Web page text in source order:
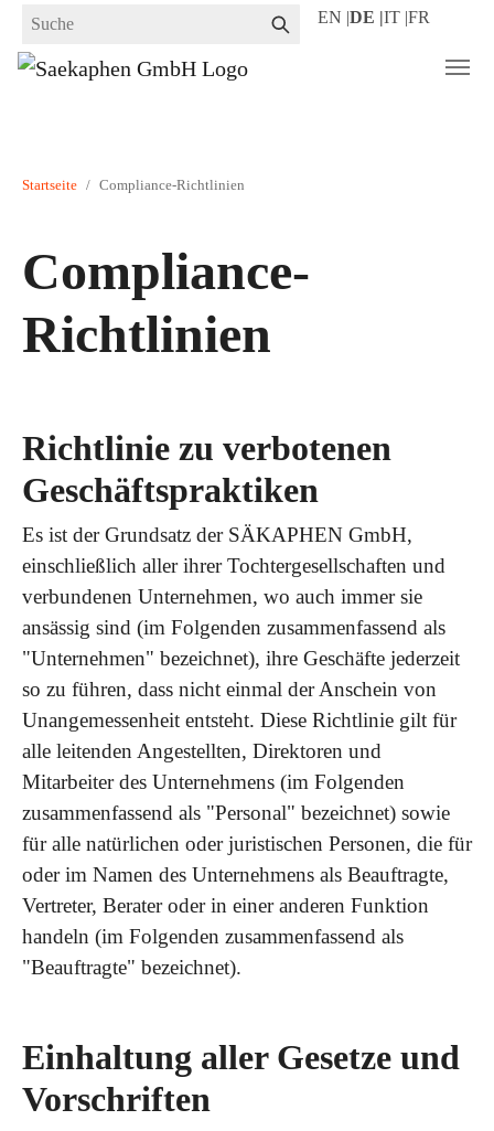
springen
EN |DE |IT |FR
Sie sind hier:
Startseite Compliance-Richtlinien
Compliance-
Richtlinien
Richtlinie zu verbotenen
Geschäftspraktiken
Es ist der Grundsatz der SÄKAPHEN GmbH,
einschließlich aller ihrer Tochtergesellschaften und
verbundenen Unternehmen, wo auch immer sie
ansässig sind (im Folgenden zusammenfassend als
"Unternehmen" bezeichnet), ihre Geschäfte jederzeit
so zu führen, dass nicht einmal der Anschein von
Unangemessenheit entsteht. Diese Richtlinie gilt für
alle leitenden Angestellten, Direktoren und
Mitarbeiter des Unternehmens (im Folgenden
zusammenfassend als "Personal" bezeichnet) sowie
für alle natürlichen oder juristischen Personen, die für
oder im Namen des Unternehmens als Beauftragte,
Vertreter, Berater oder in einer anderen Funktion
handeln (im Folgenden zusammenfassend als
"Beauftragte" bezeichnet).
Einhaltung aller Gesetze und
Vorschriften